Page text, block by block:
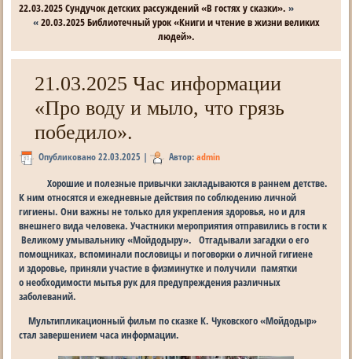
22.03.2025 Сундучок детских рассуждений «В гостях у сказки». »
«20.03.2025 Библиотечный урок «Книги и чтение в жизни великих
людей».
21.03.2025 Час информации
«Про воду и мыло, что грязь
победило».
Опубликовано 22.03.2025 | Автор: admin
Хорошие и полезные привычки закладываются в раннем детстве.
К ним относятся и ежедневные действия по соблюдению личной
гигиены. Они важны не только для укрепления здоровья, но и для
внешнего вида человека. Участники мероприятия отправились в гости к
Великому умывальнику «Мойдодыру». Отгадывали загадки о его
помощниках, вспоминали пословицы и поговорки о личной гигиене
и здоровье, приняли участие в физминутке и получили памятки
о необходимости мытья рук для предупреждения различных
заболеваний.
Мультипликационный фильм по сказке К. Чуковского «Мойдодыр»
стал завершением часа информации.